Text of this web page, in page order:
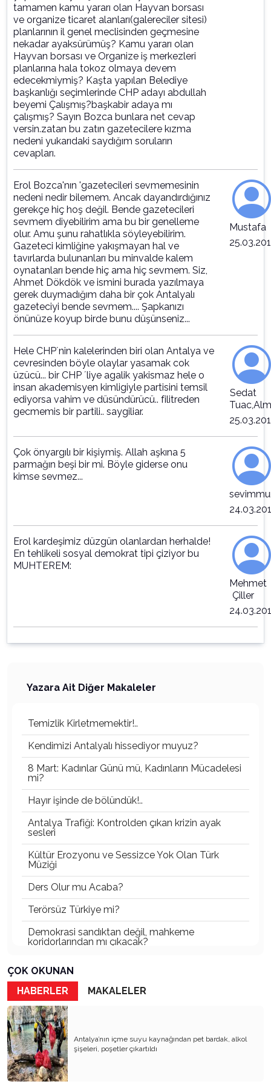
tamamen kamu yararı olan Hayvan borsası
ve organize ticaret alanları(galereciler sitesi)
planlarının il genel meclisinden geçmesine
nekadar ayaksürümüş? Kamu yararı olan
Hayvan borsası ve Organize iş merkezleri
planlarına hala tokoz olmaya devem
edecekmiymiş? Kaşta yapılan Belediye
başkanlığı seçimlerinde CHP adayı abdullah
beyemi Çalışmış?başkabir adaya mı
çalışmış? Sayın Bozca bunlara net cevap
versin.zatan bu zatın gazetecilere kızma
nedeni yukarıdaki saydığım soruların
cevapları.
Erol Bozca'nın 'gazetecileri sevmemesinin
nedeni nedir bilemem. Ancak dayandırdığınız
gerekçe hiç hoş değil. Bende gazetecileri
sevmem diyebilirim ama bu bir genelleme
olur. Amu şunu rahatlıkla söyleyebilirim.
Gazeteci kimliğine yakışmayan hal ve
tavırlarda bulunanları bu minvalde kalem
oynatanları bende hiç ama hiç sevmem. Siz,
Ahmet Dökdök ve ismini burada yazılmaya
gerek duymadığım daha bir çok Antalyalı
gazeteciyi bende sevmem.... Şapkanızı
önünüze koyup birde bunu düşünseniz...
Mustafa
Hele CHP´nin kalelerinden biri olan Antalya ve
cevresinden böyle olaylar yasamak cok
üzücü... bir CHP ´liye agalik yakismaz hele o
insan akademisyen kimligiyle partisini temsil
ediyorsa vahim ve düsündürücü.. filitreden
gecmemis bir partili.. saygiliar.
Sedat
Çok önyargılı bir kişiymiş. Allah aşkına 5
parmağın beşi bir mi. Böyle giderse onu
kimse sevmez...
Erol kardeşimiz düzgün olanlardan herhalde!
En tehlikeli sosyal demokrat tipi çiziyor bu
MUHTEREM:
Mehmet
Çiller
Yazara Ait Diğer Makaleler
Temizlik Kirletmemektir!..
Kendimizi Antalyalı hissediyor muyuz?
8 Mart: Kadınlar Günü mü, Kadınların Mücadelesi
mi?
Hayır işinde de bölündük!..
Antalya Trafiği: Kontrolden çıkan krizin ayak
sesleri
Kültür Erozyonu ve Sessizce Yok Olan Türk
Müziği
Ders Olur mu Acaba?
Terörsüz Türkiye mi?
Demokrasi sandıktan değil, mahkeme
koridorlarından mı çıkacak?
Gazetecinin kaderi!..
Turizmde Herşey Dahil Sistemi tartışılmalı
MB Başkanı ve Şimşek’e
Padişahın Vergi Deneyi!..
Erdoğan ve Özel’e açık mektup!..
Bahçeli siyasetin zirvesine oturdu!..
ÇOK OKUNAN
HABERLER
MAKALELER
Antalya’nın içme suyu kaynağından pet bardak, alkol
şişeleri, poşetler çıkartıldı